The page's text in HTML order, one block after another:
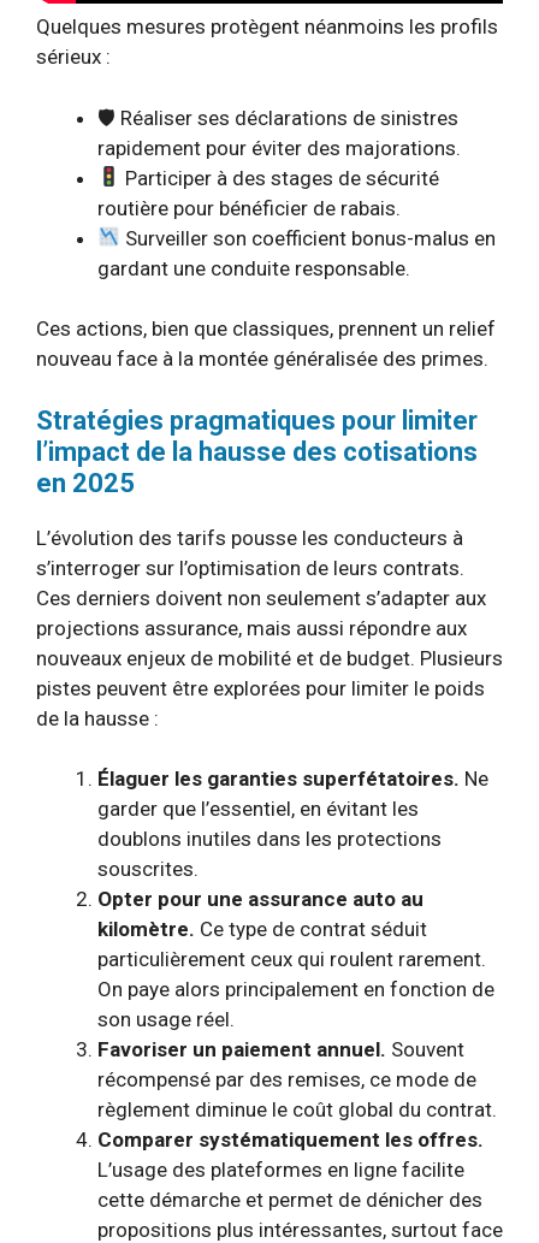
Quelques mesures protègent néanmoins les profils
sérieux :
🛡 Réaliser ses déclarations de sinistres
rapidement pour éviter des majorations.
Participer à des stages de sécurité
routière pour bénéficier de rabais.
Surveiller son coefficient bonus-malus en
gardant une conduite responsable.
Ces actions, bien que classiques, prennent un relief
nouveau face à la montée généralisée des primes.
Stratégies pragmatiques pour limiter
l’impact de la hausse des cotisations
en 2025
L’évolution des tarifs pousse les conducteurs à
s’interroger sur l’optimisation de leurs contrats.
Ces derniers doivent non seulement s’adapter aux
projections assurance, mais aussi répondre aux
nouveaux enjeux de mobilité et de budget. Plusieurs
pistes peuvent être explorées pour limiter le poids
de la hausse :
Élaguer les garanties superfétatoires. Ne
garder que l’essentiel, en évitant les
doublons inutiles dans les protections
souscrites.
Opter pour une assurance auto au
kilomètre. Ce type de contrat séduit
particulièrement ceux qui roulent rarement.
On paye alors principalement en fonction de
son usage réel.
Favoriser un paiement annuel. Souvent
récompensé par des remises, ce mode de
règlement diminue le coût global du contrat.
Comparer systématiquement les offres.
L’usage des plateformes en ligne facilite
cette démarche et permet de dénicher des
propositions plus intéressantes, surtout face